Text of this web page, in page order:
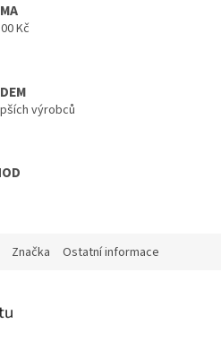
Kč
výrobců
Značka Ostatní informace